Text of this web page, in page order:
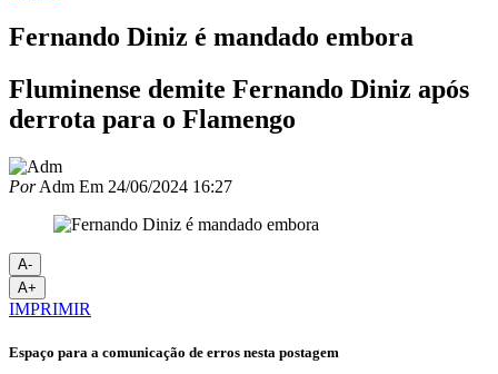
Fernando Diniz é mandado embora
Fluminense demite Fernando Diniz após
derrota para o Flamengo
PorAdm Em 24/06/2024 16:27
A-
A+
IMPRIMIR
Espaço para a comunicação de erros nesta postagem